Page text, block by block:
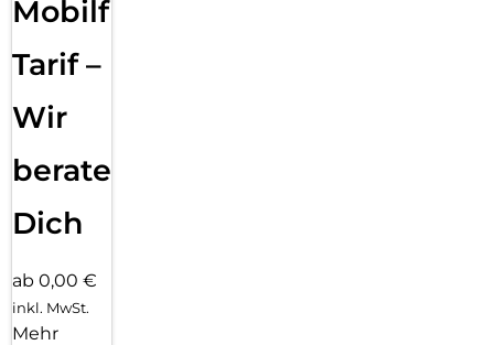
Mobilfunk
Tarif –
Wir
beraten
Dich
ab 0,00 €
inkl. MwSt.
Mehr